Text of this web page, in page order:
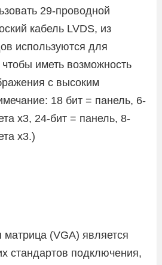
29-проводной
кабель LVDS, из
используются для
иметь возможность
с высоким
18 бит = панель, 6-
x3, 24-бит = панель, 8-
x3.)
(VGA) является
стандартов подключения,